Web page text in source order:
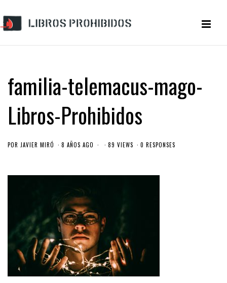
familia-telemacus-mago-
Libros-Prohibidos
POR JAVIER MIRÓ 8 AÑOS AGO 89 VIEWS 0 RESPONSES